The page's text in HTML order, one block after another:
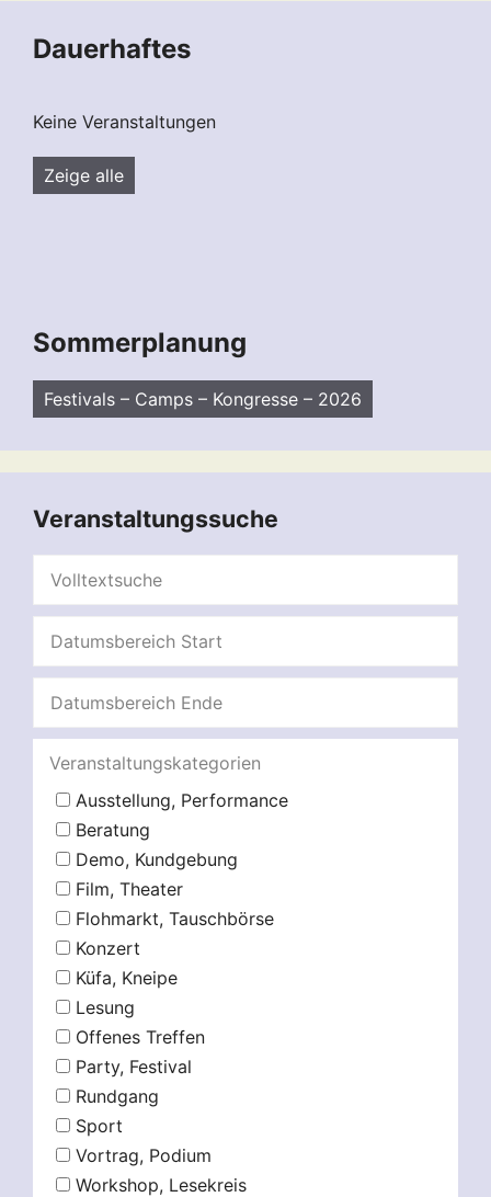
Dauerhaftes
Keine Veranstaltungen
Zeige alle
Sommerplanung
Festivals – Camps – Kongresse – 2026
Veranstaltungssuche
Veranstaltungskategorien
Ausstellung, Performance
Beratung
Demo, Kundgebung
Film, Theater
Flohmarkt, Tauschbörse
Konzert
Küfa, Kneipe
Lesung
Offenes Treffen
Party, Festival
Rundgang
Sport
Vortrag, Podium
Workshop, Lesekreis